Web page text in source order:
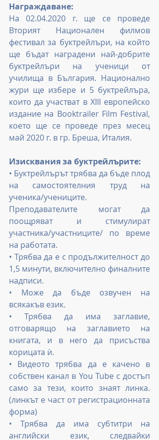
Награждаване:
На 02.04.2020 г. ще се проведе
Вторият Национален филмов
фестивал за буктрейлъри, на който
ще бъдат наградени най-добрите
буктрейлъри на ученици от
училища в България. Национално
жури ще избере и 5 буктрейлъра,
които да участват в XIII европейско
издание на Booktrailer Film Festival,
което ще се проведе през месец
май 2020 г. в гр. Бреша, Италия.
Изисквания за буктрейлърите:
• Буктрейлърът трябва да бъде плод
на самостоятелния труд на
ученика/учениците.
Преподавателите могат да
поощряват и стимулират
участника/участниците/ по време
на работата.
• Трябва да е с продължителност до
1,5 минути, включително финалните
надписи.
• Може да бъде озвучен на
всякакъв език.
• Трябва да има заглавие,
отговарящо на заглавието на
книгата, и в него да присъства
корицата ѝ.
• Видеото трябва да е качено в
собствен канал в You Tube с достъп
само за тези, които знаят линка.
(линкът е част от регистрационната
форма)
• Трябва да има субтитри на
английски език, следвайки